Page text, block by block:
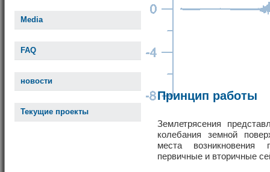
Media
FAQ
новости
Текущие проекты
Принцип работы
Землетрясения
колебания земной
места
первичные и вторичные